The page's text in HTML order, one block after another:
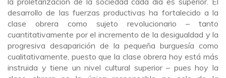
desarrollo de las fuerzas productivas ha fortalecido a la
clase obrera como sujeto revolucionario – tanto
cuantitativamente por el incremento de la desigualdad y la
progresiva desaparición de la pequeña burguesía como
cualitativamente, puesto que la clase obrera hoy está más
instruida y tiene un nivel cultural superior – pues hoy la